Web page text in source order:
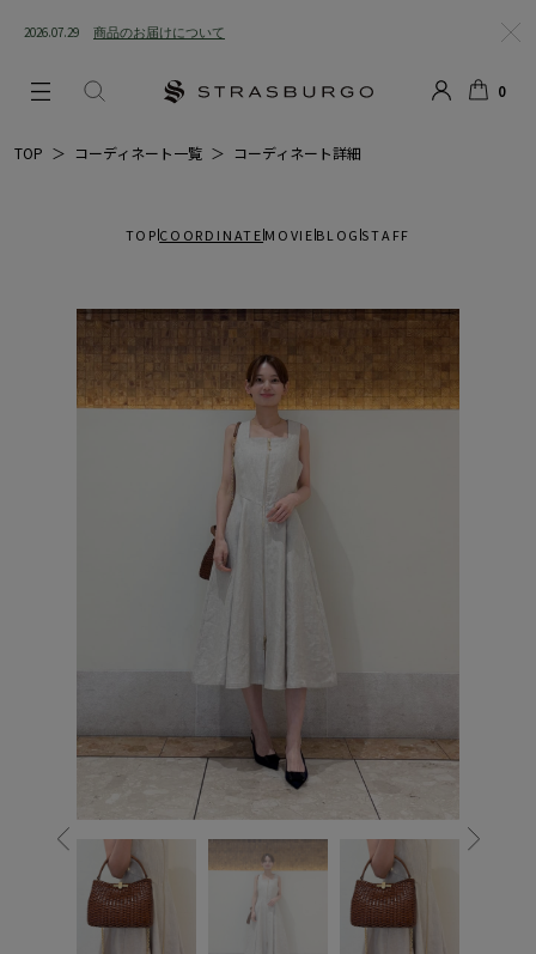
2026.07.29 商品のお届けについて
る
0
TOP ＞ コーディネート一覧 ＞ コーディネート詳細
TOP COORDINATE MOVIE BLOG STAFF